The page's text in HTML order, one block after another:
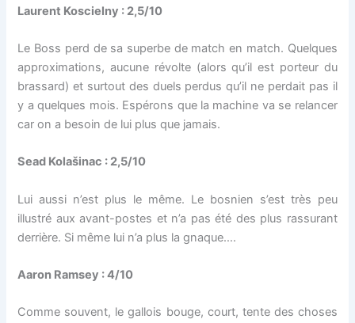
Laurent Koscielny : 2,5/10
Le Boss perd de sa superbe de match en match. Quelques
approximations, aucune révolte (alors qu’il est porteur du
brassard) et surtout des duels perdus qu’il ne perdait pas il
y a quelques mois. Espérons que la machine va se relancer
car on a besoin de lui plus que jamais.
Sead Kolašinac : 2,5/10
Lui aussi n’est plus le même. Le bosnien s’est très peu
illustré aux avant-postes et n’a pas été des plus rassurant
derrière. Si même lui n’a plus la gnaque….
Aaron Ramsey : 4/10
Comme souvent, le gallois bouge, court, tente des choses